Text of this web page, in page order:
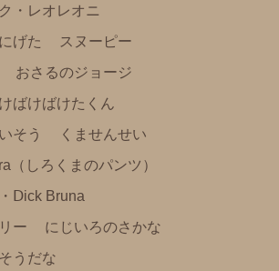
・レオレオニ
げた
スヌーピー
おさるのジョージ
ばけばけたくん
そう
くませんせい
（しろくまのパンツ）
Ⅾick Bruna
ー
にじいろのさかな
うだな